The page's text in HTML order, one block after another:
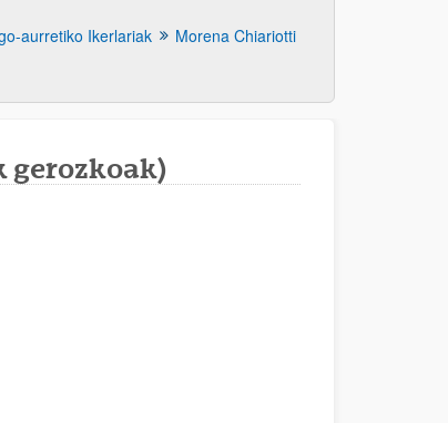
aurretiko Ikerlariak
Morena Chiariotti
gerozkoak)